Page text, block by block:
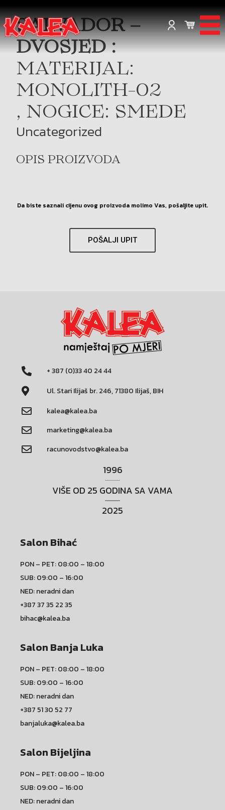
SALVADOR –
DVOSJED :
MATERIJAL:
MONOLITH-02
, NOGICE: SMEDE
Uncategorized
OPIS PROIZVODA
Da biste saznali cijenu ovog proizvoda molimo Vas, pošaljite upit.
POŠALJI UPIT
+ 387 (0)33 40 24 44
Ul. Stari Ilijaš br. 246, 71380 Ilijaš, BIH
kalea@kalea.ba
marketing@kalea.ba
racunovodstvo@kalea.ba
1996
VIŠE OD 25 GODINA SA VAMA
2025
Salon Bihać
PON – PET: 08:00 – 18:00
SUB: 09:00 – 16:00
NED: neradni dan
+387 37 35 22 35
bihac@kalea.ba
Salon Banja Luka
PON – PET: 08:00 – 18:00
SUB: 09:00 – 16:00
NED: neradni dan
+387 51 30 52 77
banjaluka@kalea.ba
Salon Bijeljina
PON – PET: 08:00 – 18:00
SUB: 09:00 – 16:00
NED: neradni dan